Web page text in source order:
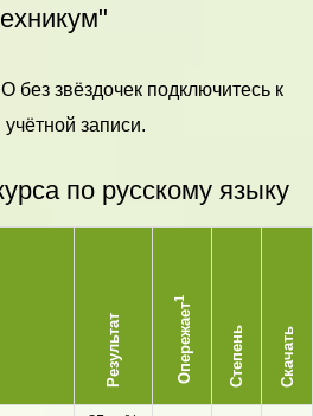
звёздочек подключитесь к
записи.
по русскому языку
Результат Опережает
1
Степень Скачать